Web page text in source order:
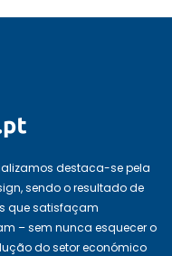
destaca-se pela
sendo o resultado de
que satisfaçam
– sem nunca esquecer o
do setor económico